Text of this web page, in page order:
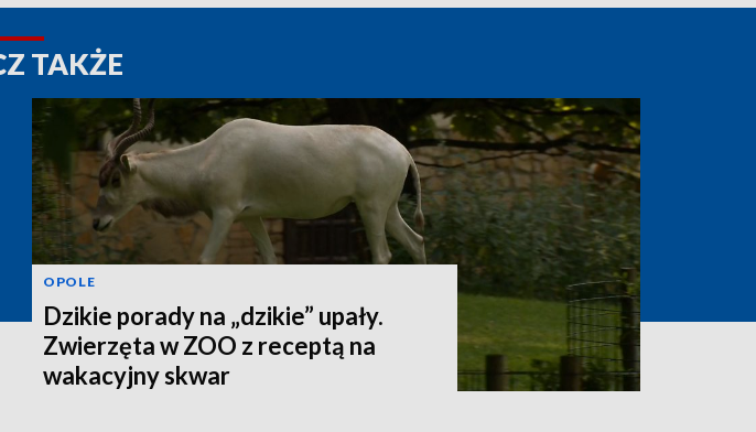
TAKŻE
OPOLE
Dzikie porady na „dzikie” upały.
Zwierzęta w ZOO z receptą na
wakacyjny skwar